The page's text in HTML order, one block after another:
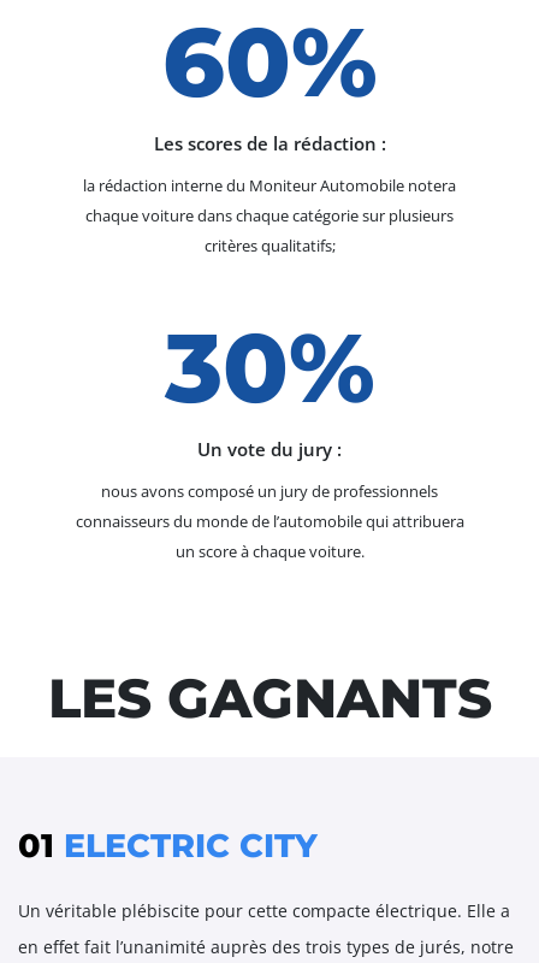
60%
Les scores de la rédaction :
la rédaction interne du Moniteur Automobile notera
chaque voiture dans chaque catégorie sur plusieurs
critères qualitatifs;
30%
Un vote du jury :
nous avons composé un jury de professionnels
connaisseurs du monde de l’automobile qui attribuera
un score à chaque voiture.
LES GAGNANTS
01 ELECTRIC CITY
Un véritable plébiscite pour cette compacte électrique. Elle a
en effet fait l’unanimité auprès des trois types de jurés, notre